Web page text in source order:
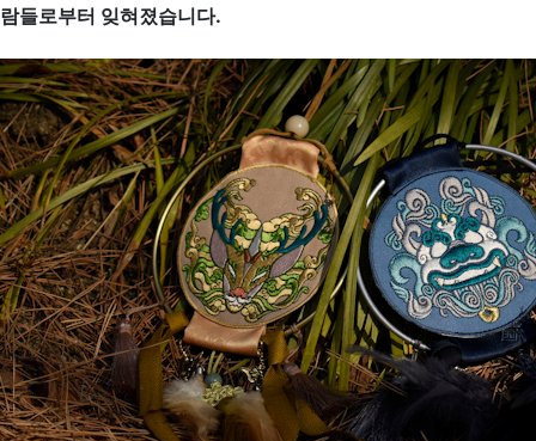
람들로부터 잊혀졌습니다.